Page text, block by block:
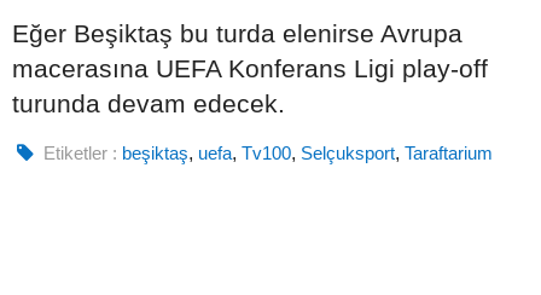
Eğer Beşiktaş bu turda elenirse Avrupa
macerasına UEFA Konferans Ligi play-off
turunda devam edecek.
Etiketler : beşiktaş, uefa,Tv100, Selçuksport,Taraftarium